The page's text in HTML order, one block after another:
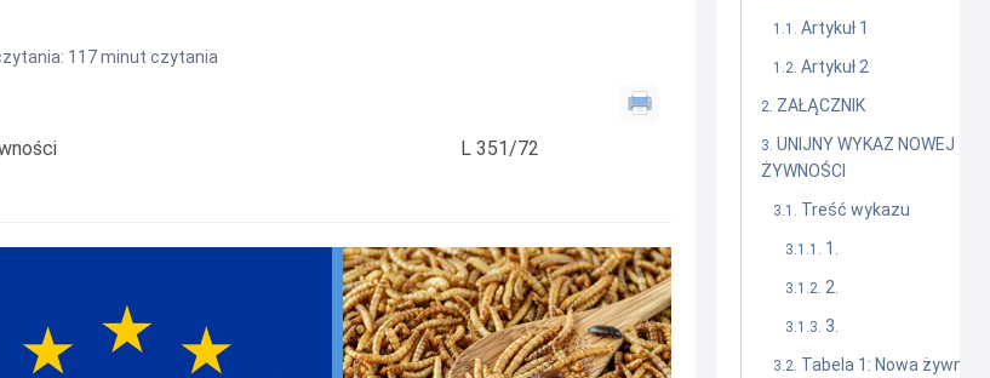
117 minut czytania
L 351/72
Artykuł 1
Artykuł 2
ZAŁĄCZNIK
UNIJNY WYKAZ NOWEJ
ŻYWNOŚCI
Treść wykazu
1.
2.
3.
Tabela 1: Nowa